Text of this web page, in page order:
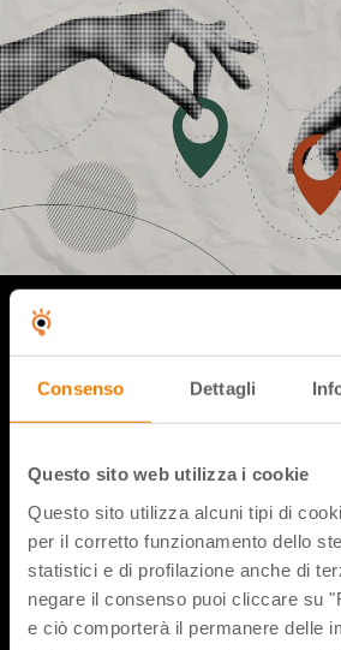
Consenso Dettagli
Questo sito web utilizza i cookie
Questo sito utilizza alcuni tipi di
per il corretto funzionamento dello
statistici e di profilazione anche di
negare il consenso puoi cliccare su
e ciò comporterà il permanere delle
Un incontro per rispondere alle
frequentemente a riguardo dei viaggi
è esattamente l’accordo quadro per
Ce lo spiegherà il DSGA dell’ IIS Volta
Costantini!
Condividi flix